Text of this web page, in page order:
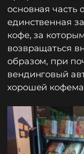
основная часть
единственная
кофе, за
возвращаться
образом, при
вендинговый
хорошей